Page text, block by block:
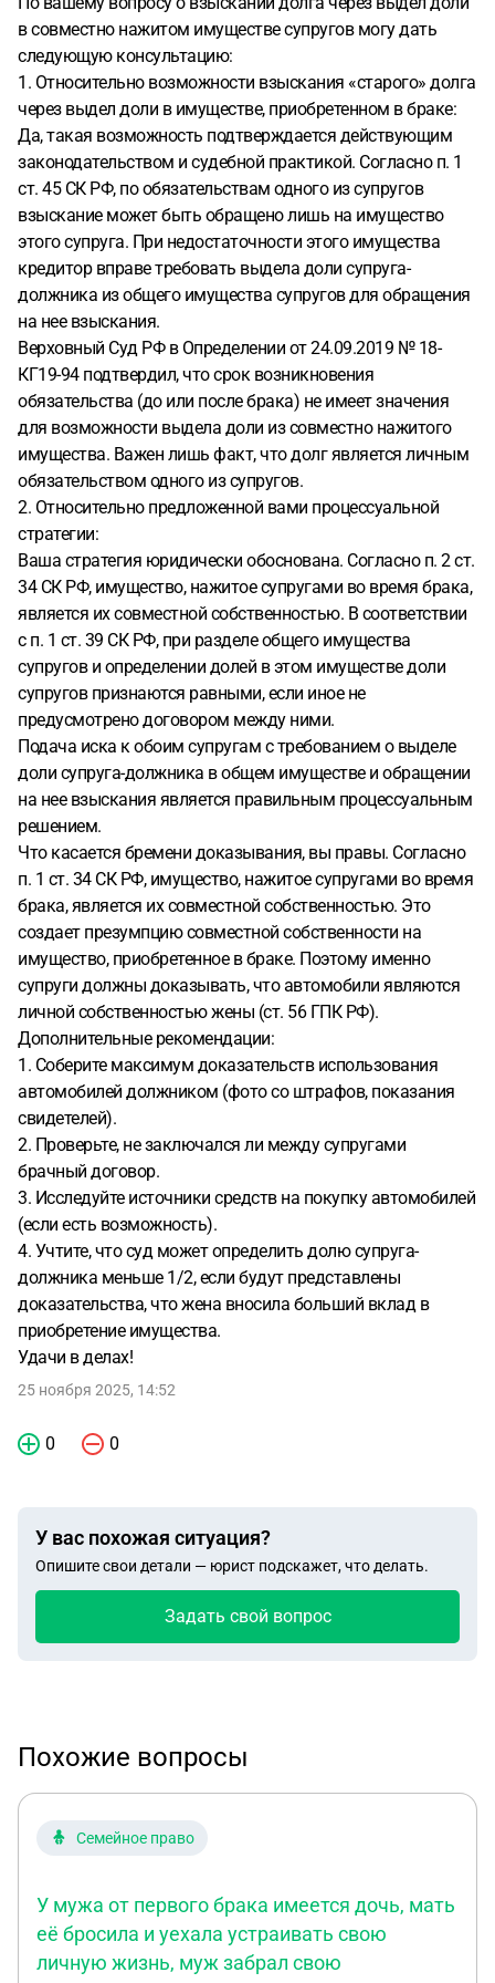
должнику, а к обоим супругам (мужу и жене) с
требованием "О выделе доли супруга-должника в общем
имуществе и обращении на нее взыскания".
обоснование иска ссылаться на то, что автомобили
куплены в браке (свидетельство о браке + данные
ГИБДД), а также на то, что они используются семьей
(полисы ОСАГО, допускающие мужа к управлению).·
Переложить бремя доказывания на ответчиков, чтобы
именно они доказывали суду, что автомобили являются
личной собственностью жены (куплены на ее добрачные
средства, подарены ей, унаследованы и т.д.), а не на меня,
как на взыскателя, доказывать обратное.Благодарю!
в совместно нажитом имуществе супругов могу дать
следующую консультацию:
1. Относительно возможности взыскания «старого» долга
через выдел доли в имуществе, приобретенном в браке:
Да, такая возможность подтверждается действующим
законодательством и судебной практикой. Согласно п. 1
ст. 45 СК РФ, по обязательствам одного из супругов
взыскание может быть обращено лишь на имущество
этого супруга. При недостаточности этого имущества
кредитор вправе требовать выдела доли супруга-
должника из общего имущества супругов для обращения
на нее взыскания.
Верховный Суд РФ в Определении от 24.09.2019 № 18-
КГ19-94 подтвердил, что срок возникновения
обязательства (до или после брака) не имеет значения
для возможности выдела доли из совместно нажитого
имущества. Важен лишь факт, что долг является личным
обязательством одного из супругов.
2. Относительно предложенной вами процессуальной
стратегии:
Ваша стратегия юридически обоснована. Согласно п. 2 ст.
34 СК РФ, имущество, нажитое супругами во время брака,
является их совместной собственностью. В соответствии
с п. 1 ст. 39 СК РФ, при разделе общего имущества
супругов и определении долей в этом имуществе доли
супругов признаются равными, если иное не
предусмотрено договором между ними.
Подача иска к обоим супругам с требованием о выделе
доли супруга-должника в общем имуществе и обращении
на нее взыскания является правильным процессуальным
решением.
Что касается бремени доказывания, вы правы. Согласно
п. 1 ст. 34 СК РФ, имущество, нажитое супругами во время
брака, является их совместной собственностью. Это
создает презумпцию совместной собственности на
имущество, приобретенное в браке. Поэтому именно
супруги должны доказывать, что автомобили являются
личной собственностью жены (ст. 56 ГПК РФ).
Дополнительные рекомендации:
1. Соберите максимум доказательств использования
автомобилей должником (фото со штрафов, показания
свидетелей).
2. Проверьте, не заключался ли между супругами
брачный договор.
3. Исследуйте источники средств на покупку автомобилей
(если есть возможность).
4. Учтите, что суд может определить долю супруга-
должника меньше 1/2, если будут представлены
доказательства, что жена вносила больший вклад в
приобретение имущества.
Удачи в делах!
25 ноября 2025, 14:52
0 0
У вас похожая ситуация?
Опишите свои детали — юрист подскажет, что делать.
Задать свой вопрос
Похожие вопросы
Семейное право
У мужа от первого брака имеется дочь, мать
её бросила и уехала устраивать свою
личную жизнь, муж забрал свою